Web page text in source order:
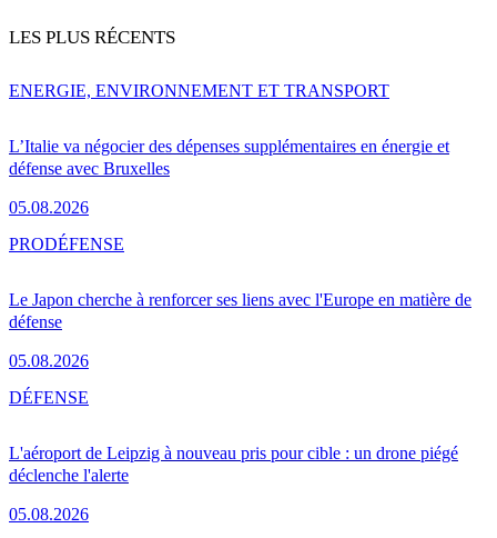
LES PLUS RÉCENTS
L’Italie va négocier des dépenses supplémentaires en énergie et
défense avec Bruxelles
05.08.2026
ENERGIE, ENVIRONNEMENT ET TRANSPORT
Le Japon cherche à renforcer ses liens avec l'Europe en matière de
défense
05.08.2026
PRODÉFENSE
L'aéroport de Leipzig à nouveau pris pour cible : un drone piégé
déclenche l'alerte
05.08.2026
DÉFENSE